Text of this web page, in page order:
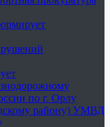
по г. Орлу
району) УМВД